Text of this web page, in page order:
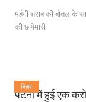
महंगी शराब की बोतल के
की छापेमारी
बिहार
पटना में हुई एक